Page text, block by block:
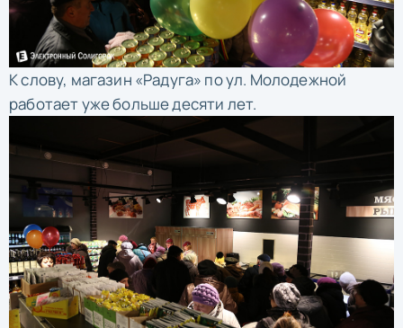
К слову, магазин «Радуга» по ул. Молодежной
работает уже больше десяти лет.